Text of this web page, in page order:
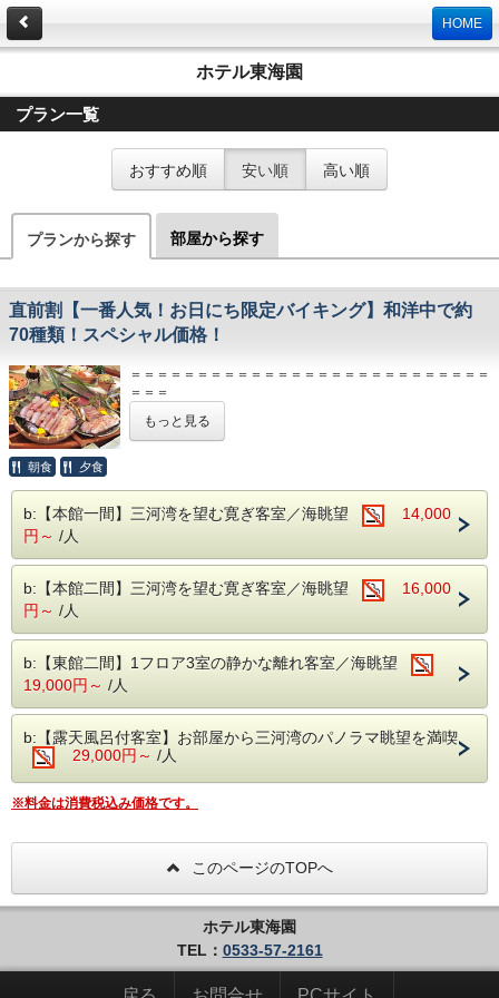
HOME
ホテル東海園
プラン一覧
おすすめ順 安い順 高い順
プランから探す 部屋から探す
直前割【一番人気！お日にち限定バイキング】和洋中で約
70種類！スペシャル価格！
＝＝＝＝＝＝＝＝＝＝＝＝＝＝＝＝＝＝＝＝＝＝＝＝＝＝＝
＝＝＝
本プランは、特別プランにつき現金のみでのお支払となりま
す。
みなさまに感謝の意味を込めまして、
お日にち限定スペシャル価格バイキングプランをご用意♪
気のバイキング♪
お刺身舟盛やローストビーフ、各種オードブルやデザートに
ン」も大好評！
※日によりメニューは異なります。
【お食事】
≪ご夕食≫バイキング
●バイキング営業時間●
２部制の場合（１部 17：30～19：00 ２部 19：20～
※その日の状況により時間が変更になる場合があります。
に選択）
●バイキングご予約にあたってのご注意●
もっと見る
朝食 夕食
b:【本館一間】三河湾を望む寛ぎ客室／海眺望
14,000
円～ /人
b:【本館二間】三河湾を望む寛ぎ客室／海眺望
16,000
円～ /人
b:【東館二間】1フロア3室の静かな離れ客室／海眺望
19,000円～ /人
b:【露天風呂付客室】お部屋から三河湾のパノラマ眺望を満喫
29,000円～ /人
※料金は消費税込み価格です。
このページのTOPへ
ホテル東海園
TEL： 0533-57-2161